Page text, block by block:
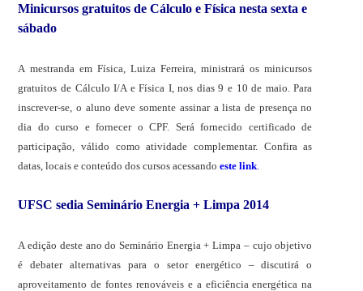
Minicursos gratuitos de Cálculo e Física nesta sexta e
sábado
A mestranda em Física, Luiza Ferreira, ministrará os minicursos
gratuitos de Cálculo I/A e Física I, nos dias 9 e 10 de maio. Para
inscrever-se, o aluno deve somente assinar a lista de presença no
dia do curso e fornecer o CPF. Será fornecido certificado de
participação, válido como atividade complementar. Confira as
datas, locais e conteúdo dos cursos acessandoeste link
UFSC sedia Seminário Energia + Limpa 2014
A edição deste ano do Seminário Energia + Limpa – cujo objetivo
é debater alternativas para o setor energético – discutirá o
aproveitamento de fontes renováveis e a eficiência energética na